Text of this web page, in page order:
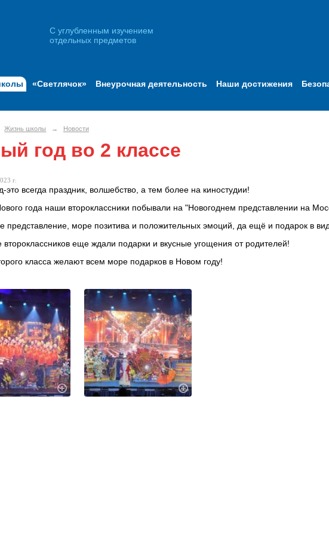
С углубленным изучением
отдельных предметов
«Светлячок» Внеурочная деятельность Наши достижения
Жизнь школы → Новости
год во 2 классе
г.
это всегда праздник, волшебство, а тем более на киностудии!
года наши второклассники побывали на "Новогоднем представлении на
представление, море позитива и положительных эмоций, да ещё и подарок в
второклассников еще ждали подарки и вкусные угощения от родителей!
класса желают всем море подарков в Новом году!